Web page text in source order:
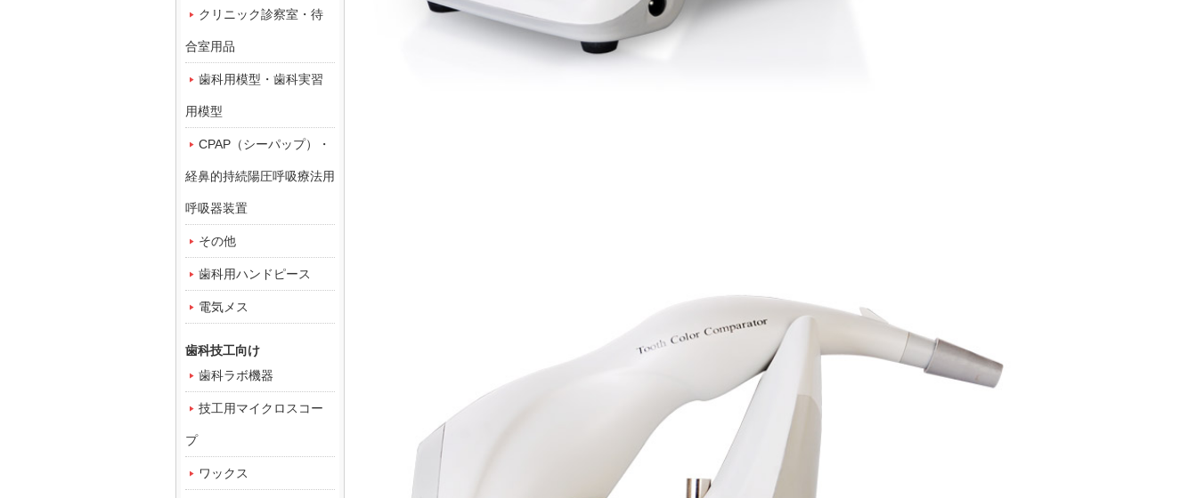
クリニック診察室・待
合室用品
歯科用模型・歯科実習
用模型
CPAP（シーパップ）・
経鼻的持続陽圧呼吸療法用
呼吸器装置
その他
歯科用ハンドピース
電気メス
歯科技工向け
歯科ラボ機器
技工用マイクロスコー
プ
ワックス